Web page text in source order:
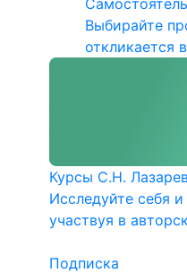
Выбирайте
откликается
Курсы С.Н.
Исследуйте себя
участвуя в
Подписка